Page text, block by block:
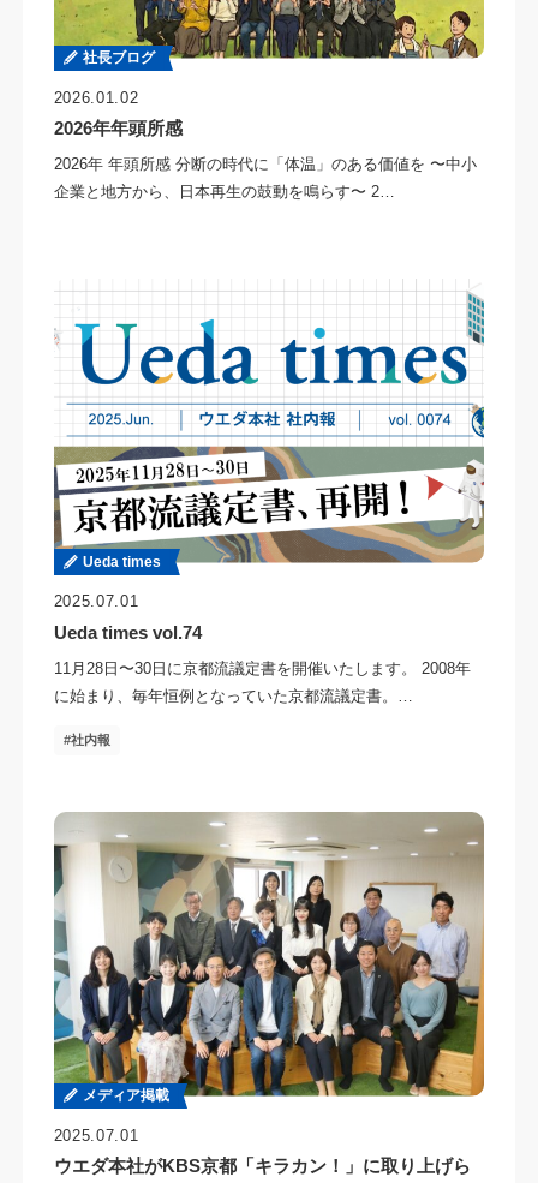
社長ブログ
2026.01.02
2026年年頭所感
2026年 年頭所感 分断の時代に「体温」のある価値を 〜中小
企業と地方から、日本再生の鼓動を鳴らす〜 2…
Ueda times
2025.07.01
Ueda times vol.74
11月28日〜30日に京都流議定書を開催いたします。 2008年
に始まり、毎年恒例となっていた京都流議定書。…
社内報
メディア掲載
2025.07.01
ウエダ本社がKBS京都「キラカン！」に取り上げら